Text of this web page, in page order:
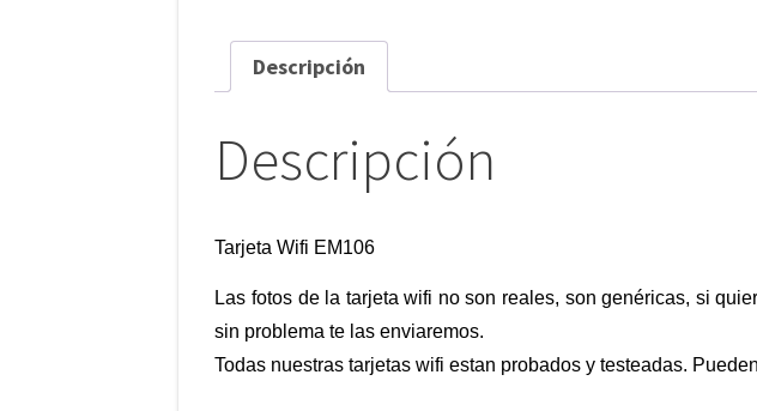
Descripción
Descripción
Tarjeta Wifi EM106
Las fotos de la tarjeta wifi no son reales, son genéricas, si
sin problema te las enviaremos.
Todas nuestras tarjetas wifi estan probados y testeadas.